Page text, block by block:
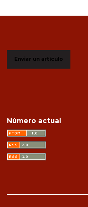
Enviar un artículo
Número actual